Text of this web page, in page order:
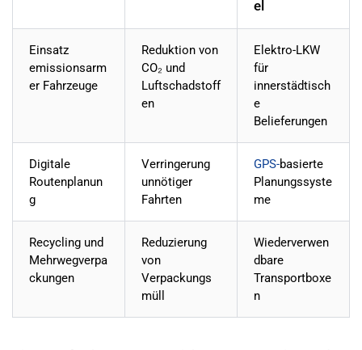
el
Einsatz
emissionsarm
er Fahrzeuge
Reduktion von
CO₂ und
Luftschadstoff
en
Elektro-LKW
für
innerstädtisch
e
Belieferungen
Digitale
Routenplanun
g
Verringerung
unnötiger
Fahrten
GPS-basierte
Planungssyste
me
Recycling und
Mehrwegverpa
ckungen
Reduzierung
von
Verpackungs
müll
Wiederverwen
dbare
Transportboxe
n